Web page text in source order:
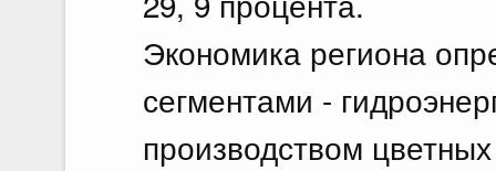
Экономика региона
сегментами -
производством